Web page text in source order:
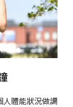
體能狀況做調